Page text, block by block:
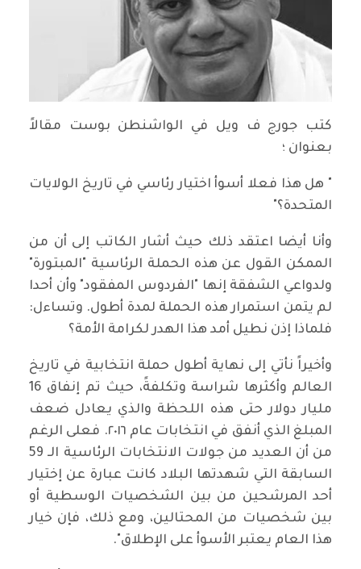
كتب جورج ف ويل في الواشنطن بوست مقالاً
بعنوان ؛
" هل هذا فعلا أسوأ اختيار رئاسي في تاريخ الولايات
المتحدة؟"
وأنا أيضا اعتقد ذلك حيث أشار الكاتب إلى أن من
الممكن القول عن هذه الحملة الرئاسية "المبتورة"
ولدواعي الشفقة إنها "الفردوس المفقود" وأن أحدا
لم يتمن استمرار هذه الحملة لمدة أطول. وتساءل:
فلماذا إذن نطيل أمد هذا الهدر لكرامة الأمة؟
وأخيراً نأتي إلى نهاية أطول حملة انتخابية في تاريخ
العالم وأكثرها شراسة وتكلفةً، حيث تم إنفاق 16
مليار دولار حتى هذه اللحظة والذي يعادل ضعف
المبلغ الذي أنفق في انتخابات عام ٢٠١٦. فعلى الرغم
من أن العديد من جولات الانتخابات الرئاسية الـ 59
السابقة التي شهدتها البلاد كانت عبارة عن إختيار
أحد المرشحين من بين الشخصيات الوسطية أو
بين شخصيات من المحتالين، ومع ذلك، فإن خيار
هذا العام يعتبر الأسوأ على الإطلاق".